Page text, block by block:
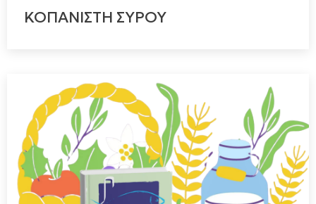
ΚΟΠΑΝΙΣΤΗ ΣΥΡΟΥ